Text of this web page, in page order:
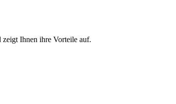
Ihnen ihre Vorteile auf.